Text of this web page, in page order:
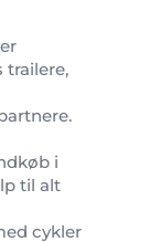
trailere,
i
til alt
cykler